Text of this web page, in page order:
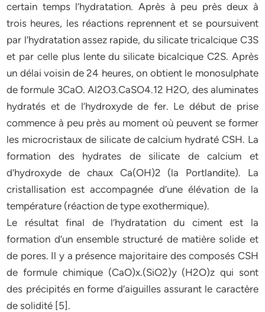
certain temps l’hydratation. Après à peu près deux à
trois heures, les réactions reprennent et se poursuivent
par l’hydratation assez rapide, du silicate tricalcique C3S
et par celle plus lente du silicate bicalcique C2S. Après
un délai voisin de 24 heures, on obtient le monosulphate
de formule 3CaO. Al2O3.CaSO4.12 H2O, des aluminates
hydratés et de l’hydroxyde de fer. Le début de prise
commence à peu près au moment où peuvent se former
les microcristaux de silicate de calcium hydraté CSH. La
formation des hydrates de silicate de calcium et
d’hydroxyde de chaux Ca(OH)2 (la Portlandite). La
cristallisation est accompagnée d’une élévation de la
température (réaction de type exothermique).
Le résultat final de l’hydratation du ciment est la
formation d’un ensemble structuré de matière solide et
de pores. Il y a présence majoritaire des composés CSH
de formule chimique (CaO)x.(SiO2)y (H2O)z qui sont
des précipités en forme d’aiguilles assurant le caractère
de solidité [5].